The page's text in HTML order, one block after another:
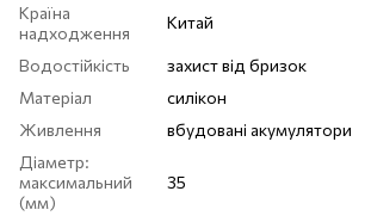
Країна
надходження
Китай
Водостійкість
захист від бризок
Матеріал
силікон
Живлення
вбудовані акумулятори
Діаметр:
максимальний
(мм)
35